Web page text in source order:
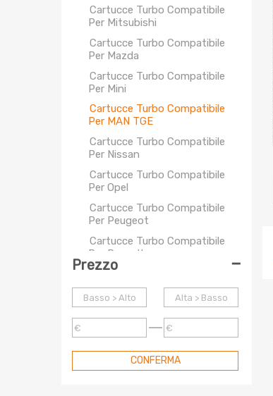
Cartucce Turbo Compatibile
Per Mitsubishi
Cartucce Turbo Compatibile
Per Mazda
Cartucce Turbo Compatibile
Per Mini
Cartucce Turbo Compatibile
Per MAN TGE
Cartucce Turbo Compatibile
Per Nissan
Cartucce Turbo Compatibile
Per Opel
Cartucce Turbo Compatibile
Per Peugeot
Cartucce Turbo Compatibile
Per Renault
Cartucce Turbo Compatibile
Per Saab
Cartucce Turbo Compatibile
Per Subaru
Cartucce Turbo Compatibile
Per Snowmobiles
Cartucce Turbo Compatibile
Prezzo -
Basso > Alto Alta > Basso
€ €
CONFERMA